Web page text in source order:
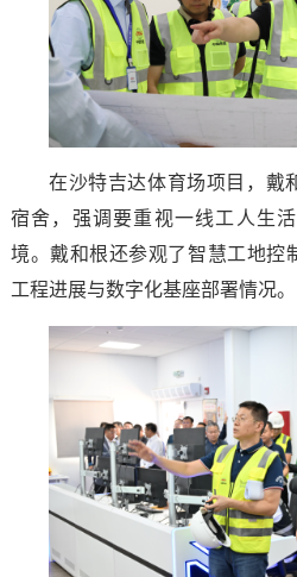
在沙特吉达体育场项目，戴
宿舍，强调要重视一线工人生
境。戴和根还参观了智慧工地控
工程进展与数字化基座部署情况。